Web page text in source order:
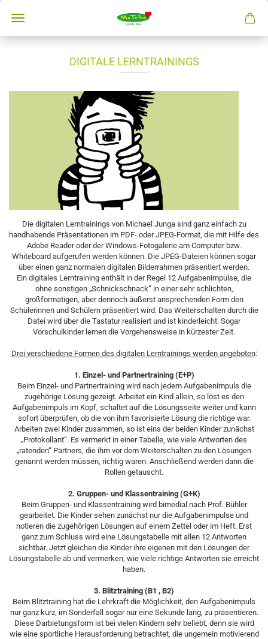
DIGITALE LERNTRAININGS
Die digitalen Lerntrainings von Michael Junga sind ganz einfach zu
handhabende Präsentationen im PDF- oder JPEG-Format, die mit Hilfe des
Adobe Reader oder der Windows-Fotogalerie am Computer bzw.
Whiteboard aufgerufen werden können. Die JPEG-Dateien können sogar
über einen ganz normalen digitalen Bilderrahmen präsentiert werden.
Ein digitales Lerntraining enthält in der Regel 12 Aufgabenimpulse, die
ohne sonstigen „Schnickschnack“ in einer sehr schlichten,
großformatigen, aber dennoch äußerst ansprechenden Form den
Schülerinnen und Schülern präsentiert wird. Das Weiterschalten durch die
Datei wird über die Tastatur realisiert und ist kinderleicht. Sogar
Vorschulkinder lernen die Vorgehensweise in kürzester Zeit.
Drei verschiedene Formen des digitalen Lerntrainings werden angeboten:
1. Einzel- und Partnertraining (E+P)
Beim Einzel- und Partnertraining wird nach jedem Aufgabenimpuls die
zugehörige Lösung gezeigt. Arbeitet ein Kind allein, so löst es den
Aufgabenimpuls im Kopf, schaltet auf die Lösungsseite weiter und kann
sofort überprüfen, ob die von ihm favorisierte Lösung die richtige war.
Arbeiten zwei Kinder zusammen, so ist eins der beiden Kinder zunächst
„Protokollant“. Es vermerkt in einer Tabelle, wie viele Antworten des
„ratenden“ Partners, die ihm vor dem Weiterschalten zu den Lösungen
genannt werden müssen, richtig waren. Anschließend werden dann die
Rollen getauscht.
2. Gruppen- und Klassentraining (G+K)
Beim Gruppen- und Klassentraining wird bimedial nach Prof. Bühler
gearbeitet. Die Kinder sehen zunächst nur die Aufgabenimpulse und
notieren die zugehörigen Lösungen auf einem Zettel oder im Heft. Erst
ganz zum Schluss wird eine Lösungstabelle mit allen 12 Antworten
sichtbar. Jetzt gleichen die Kinder ihre eigenen mit den Lösungen der
Lösungstabelle ab und vermerken, wie viele richtige Antworten sie erreicht
haben.
3. Blitztraining (B1 , B2)
Beim Blitztraining hat die Lehrkraft die Möglichkeit, den Aufgabenimpuls
nur ganz kurz, im Sonderfall sogar nur eine Sekunde lang, zu präsentieren.
Diese Darbietungsform ist bei vielen Kindern sehr beliebt, denn sie wird
wie eine sportliche Herausforderung betrachtet, die ungemein motivierend